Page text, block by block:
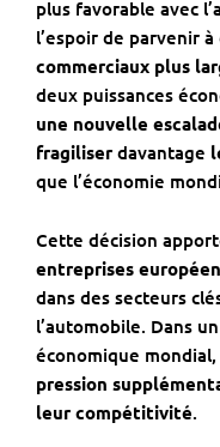
plus favorable avec
l’espoir de parvenir
commerciaux plus
deux puissances
une nouvelle
fragiliser davantage
que l’économie
Cette décision
entreprises
dans des secteurs
l’automobile. Dans
économique
pression
leur compétitivité.